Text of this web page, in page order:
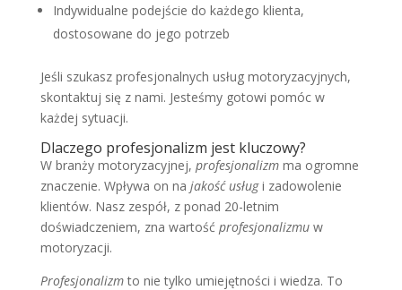
Indywidualne podejście do każdego klienta,
dostosowane do jego potrzeb
Jeśli szukasz profesjonalnych usług motoryzacyjnych,
skontaktuj się z nami. Jesteśmy gotowi pomóc w
każdej sytuacji.
Dlaczego profesjonalizm jest kluczowy?
W branży motoryzacyjnej, profesjonalizmma ogromne
znaczenie. Wpływa on na jakość usługi zadowolenie
klientów. Nasz zespół, z ponad 20-letnim
doświadczeniem, zna wartość profesjonalizmuw
motoryzacji.
Profesjonalizmto nie tylko umiejętności i wiedza. To